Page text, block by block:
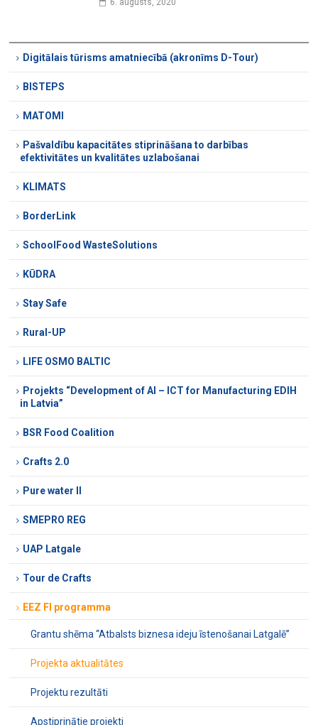
6. augusts, 2020
Digitālais tūrisms amatniecībā (akronīms D-Tour)
BISTEPS
MATOMI
Pašvaldību kapacitātes stiprināšana to darbības
efektivitātes un kvalitātes uzlabošanai
KLIMATS
BorderLink
SchoolFood WasteSolutions
KŪDRA
Stay Safe
Rural-UP
LIFE OSMO BALTIC
Projekts “Development of AI – ICT for Manufacturing EDIH
in Latvia”
BSR Food Coalition
Crafts 2.0
Pure water II
SMEPRO REG
UAP Latgale
Tour de Crafts
EEZ FI programma
Grantu shēma “Atbalsts biznesa ideju īstenošanai Latgalē”
Projekta aktualitātes
Projektu rezultāti
Apstiprinātie projekti